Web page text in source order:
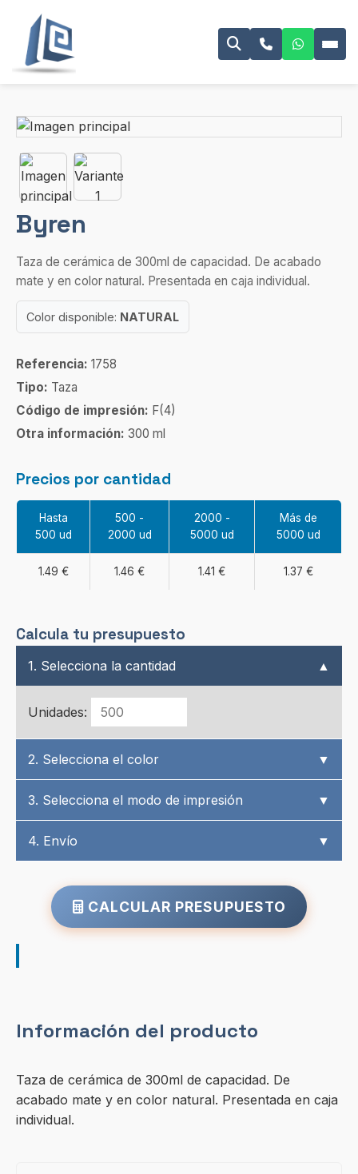
Byren
Taza de cerámica de 300ml de capacidad. De acabado
mate y en color natural. Presentada en caja individual.
Color disponible: NATURAL
Referencia: 1758
Tipo: Taza
Código de impresión: F(4)
Otra información: 300 ml
Precios por cantidad
Hasta
500 ud
500 -
2000 ud
2000 -
5000 ud
Más de
5000 ud
1.49 € 1.46 € 1.41 € 1.37 €
Calcula tu presupuesto
1. Selecciona la cantidad ▲
Unidades:
2. Selecciona el color ▼
3. Selecciona el modo de impresión ▼
4. Envío ▼
CALCULAR PRESUPUESTO
Información del producto
Taza de cerámica de 300ml de capacidad. De
acabado mate y en color natural. Presentada en caja
individual.